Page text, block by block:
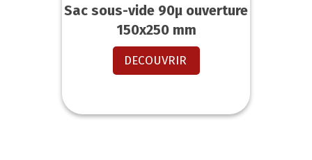
Sac sous-vide 90µ ouverture
150x250 mm
DECOUVRIR